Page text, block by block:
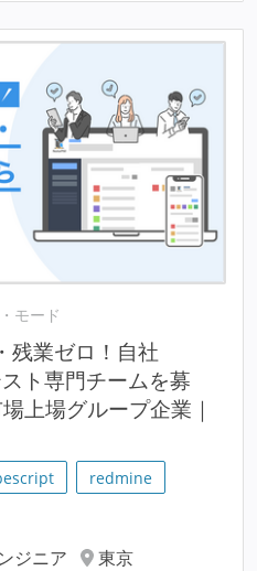
モード
残業ゼロ！自社
ト専門チームを募
上場グループ企業｜
redmine
ジニア
東京